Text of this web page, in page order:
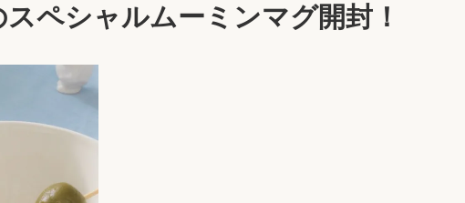
ペシャルムーミンマグ開封！